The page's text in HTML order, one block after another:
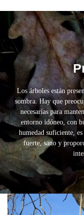
Los árboles están
sombra. Hay que
necesarias para
entorno idóneo, con
humedad suficiente,
fuerte, sano y